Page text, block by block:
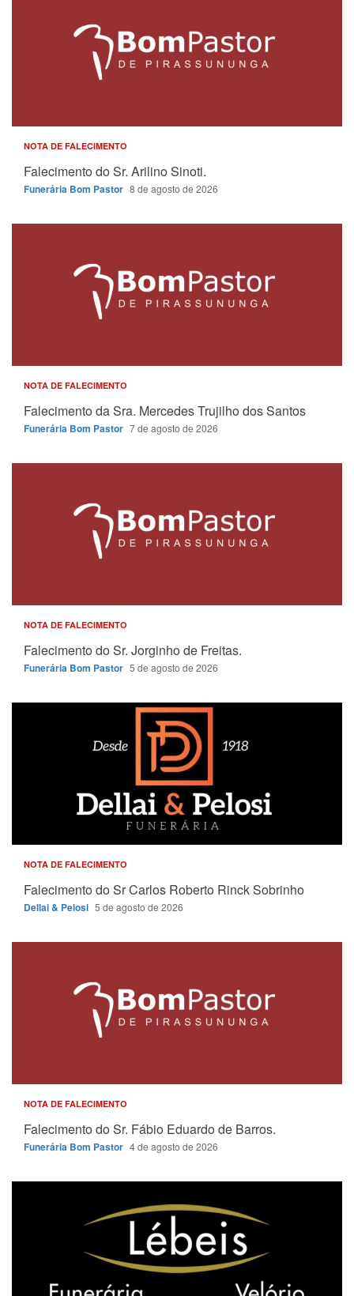
NOTA DE FALECIMENTO
Falecimento do Sr. Arilino Sinoti.
Funerária Bom Pastor 8 de agosto de 2026
NOTA DE FALECIMENTO
Falecimento da Sra. Mercedes Trujilho dos Santos
Funerária Bom Pastor 7 de agosto de 2026
NOTA DE FALECIMENTO
Falecimento do Sr. Jorginho de Freitas.
Funerária Bom Pastor 5 de agosto de 2026
NOTA DE FALECIMENTO
Falecimento do Sr Carlos Roberto Rinck Sobrinho
Dellai & Pelosi 5 de agosto de 2026
NOTA DE FALECIMENTO
Falecimento do Sr. Fábio Eduardo de Barros.
Funerária Bom Pastor 4 de agosto de 2026